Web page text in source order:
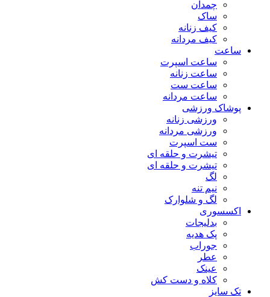
چمدان
ساک
کیف زنانه
کیف مردانه
ساعت
ساعت اسپرت
ساعت زنانه
ساعت ست
ساعت مردانه
پوشاک ورزشی
ورزشی زنانه
ورزشی مردانه
ست اسپرت
تیشرت و حلقه ای
تیشرت و حلقه ای
لگ
نیم تنه
لگ و شلوارک
اکسسوری
بدلیجات
پک هدیه
جوراب
عطر
عینک
کلاه و دست کش
تک سایز